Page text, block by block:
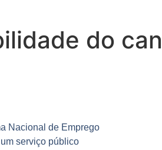
do
Nacional de Emprego
serviço público